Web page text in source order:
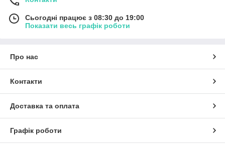
Сьогодні працює з 08:30 до 19:00
Показати весь графік роботи
Про нас
Контакти
Доставка та оплата
Графік роботи